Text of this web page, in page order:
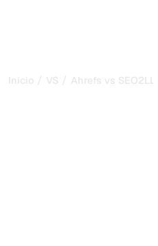
Inicio / VS / Ahrefs vs SEO2LLM